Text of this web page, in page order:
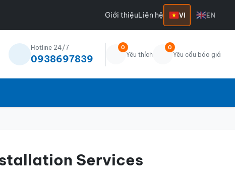
Giới thiệuLiên hệ VI EN
Hotline 24/7
0938697839
0
Yêu thích
0
Yêu cầu báo giá
Services